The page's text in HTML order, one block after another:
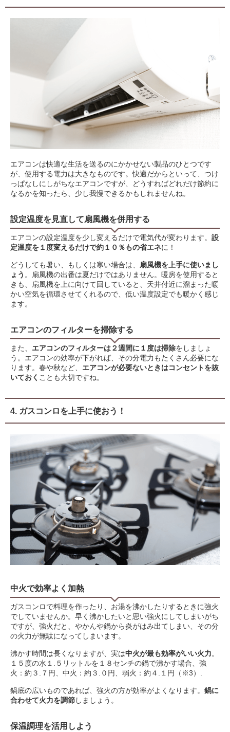
エアコンは快適な生活を送るのにかかせない製品のひとつです
が、使用する電力は大きなものです。快適だからといって、つけ
っぱなしにしがちなエアコンですが、どうすればどれだけ節約に
なるかを知ったら、少し我慢できるかもしれませんね。
設定温度を見直して扇風機を併用する
エアコンの設定温度を少し変えるだけで電気代が変わります。 設
定温度を１度変えるだけで約１０％もの省エネに！
どうしても暑い、もしくは寒い場合は、 扇風機を上手に使いまし
ょう 。扇風機の出番は夏だけではありません。暖房を使用すると
きも、扇風機を上に向けて回していると、天井付近に溜まった暖
かい空気を循環させてくれるので、低い温度設定でも暖かく感じ
ます。
エアコンのフィルターを掃除する
また、 エアコンのフィルターは２週間に１度は掃除をしましょ
う。エアコンの効率が下がれば、その分電力もたくさん必要にな
ります。春や秋など、 エアコンが必要ないときはコンセントを抜
いておく ことも大切ですね。
4. ガスコンロを上手に使おう！
中火で効率よく加熱
ガスコンロで料理を作ったり、お湯を沸かしたりするときに強火
でしていませんか。早く沸かしたいと思い強火にしてしまいがち
ですが、強火だと、やかんや鍋から炎がはみ出てしまい、その分
の火力が無駄になってしまいます。
沸かす時間は長くなりますが、実は中火が最も効率がいい火力。
１５度の水１.５リットルを１８センチの鍋で沸かす場合、強
火：約３.７円、中火：約３.０円、弱火：約４.１円（※3）.
鍋底の広いものであれば、強火の方が効率がよくなります。 鍋に
合わせて火力を調節しましょう。
保温調理を活用しよう